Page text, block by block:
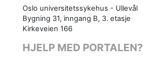
Oslo universitetssykehus - Ullevål
Bygning 31, inngang B, 3. etasje
Kirkeveien 166
HJELP MED PORTALEN?